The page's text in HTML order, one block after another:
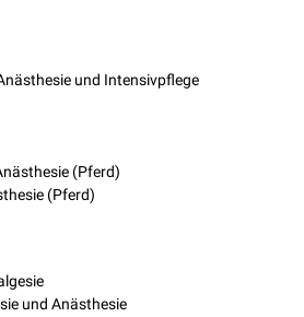
und Intensivpflege
(Pferd)
(Pferd)
und Anästhesie